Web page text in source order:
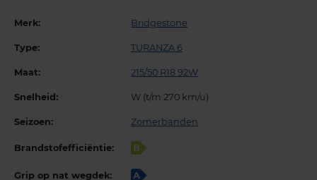
Merk: Bridgestone
Type: TURANZA 6
Maat: 215/50 R18 92W
Snelheid: W (t/m 270 km/u)
Seizoen: Zomerbanden
Brandstofefficiëntie: B
Grip op nat wegdek: A